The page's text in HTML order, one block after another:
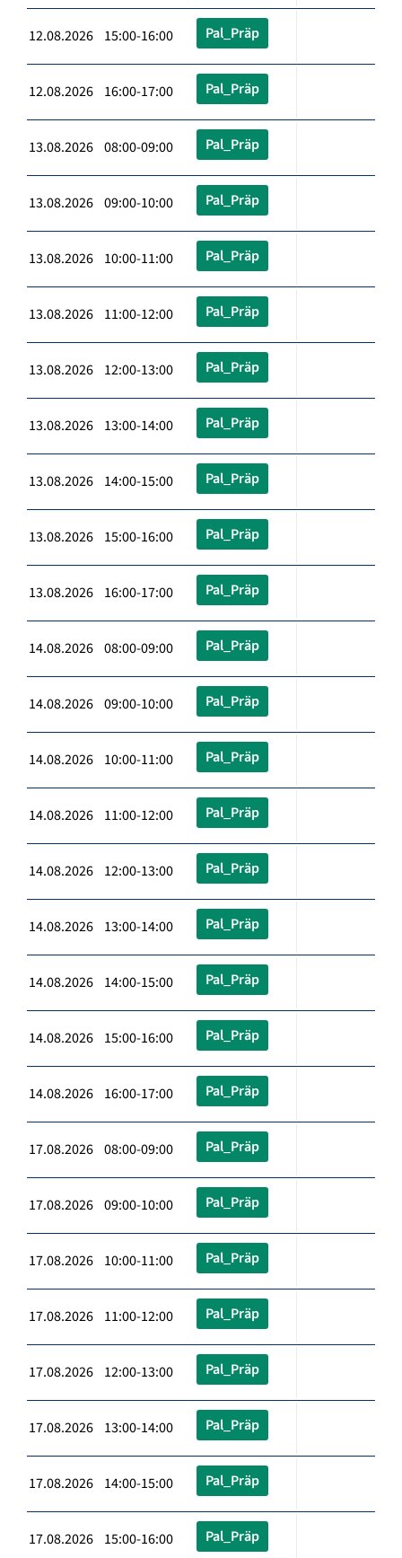
12.08.2026 15:00-16:00 Pal_Präp
12.08.2026 16:00-17:00 Pal_Präp
13.08.2026 08:00-09:00 Pal_Präp
13.08.2026 09:00-10:00 Pal_Präp
13.08.2026 10:00-11:00 Pal_Präp
13.08.2026 11:00-12:00 Pal_Präp
13.08.2026 12:00-13:00 Pal_Präp
13.08.2026 13:00-14:00 Pal_Präp
13.08.2026 14:00-15:00 Pal_Präp
13.08.2026 15:00-16:00 Pal_Präp
13.08.2026 16:00-17:00 Pal_Präp
14.08.2026 08:00-09:00 Pal_Präp
14.08.2026 09:00-10:00 Pal_Präp
14.08.2026 10:00-11:00 Pal_Präp
14.08.2026 11:00-12:00 Pal_Präp
14.08.2026 12:00-13:00 Pal_Präp
14.08.2026 13:00-14:00 Pal_Präp
14.08.2026 14:00-15:00 Pal_Präp
14.08.2026 15:00-16:00 Pal_Präp
14.08.2026 16:00-17:00 Pal_Präp
17.08.2026 08:00-09:00 Pal_Präp
17.08.2026 09:00-10:00 Pal_Präp
17.08.2026 10:00-11:00 Pal_Präp
17.08.2026 11:00-12:00 Pal_Präp
17.08.2026 12:00-13:00 Pal_Präp
17.08.2026 13:00-14:00 Pal_Präp
17.08.2026 14:00-15:00 Pal_Präp
17.08.2026 15:00-16:00 Pal_Präp